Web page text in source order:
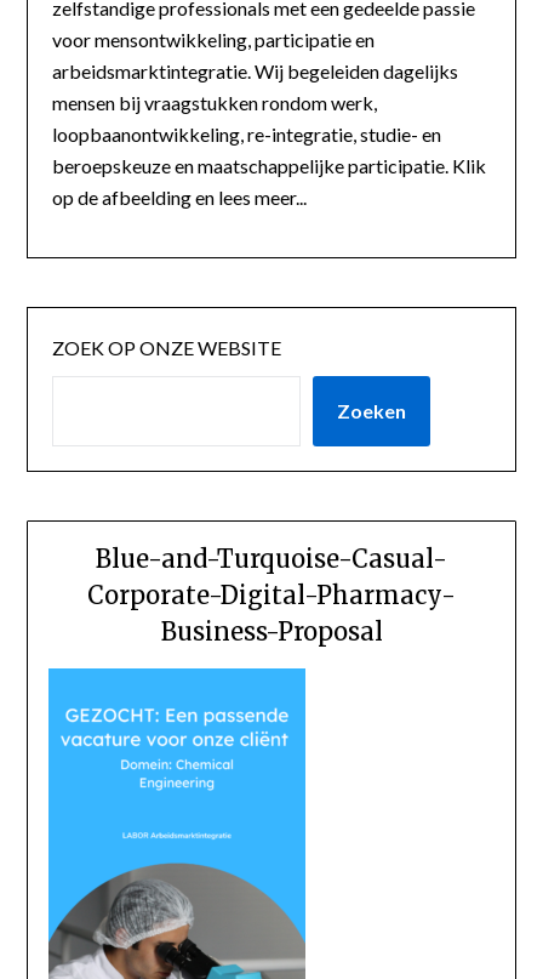
zelfstandige professionals met een gedeelde passie
voor mensontwikkeling, participatie en
arbeidsmarktintegratie. Wij begeleiden dagelijks
mensen bij vraagstukken rondom werk,
loopbaanontwikkeling, re-integratie, studie- en
beroepskeuze en maatschappelijke participatie. Klik
op de afbeelding en lees meer...
ZOEK OP ONZE WEBSITE
Zoeken
Blue-and-Turquoise-Casual-
Corporate-Digital-Pharmacy-
Business-Proposal